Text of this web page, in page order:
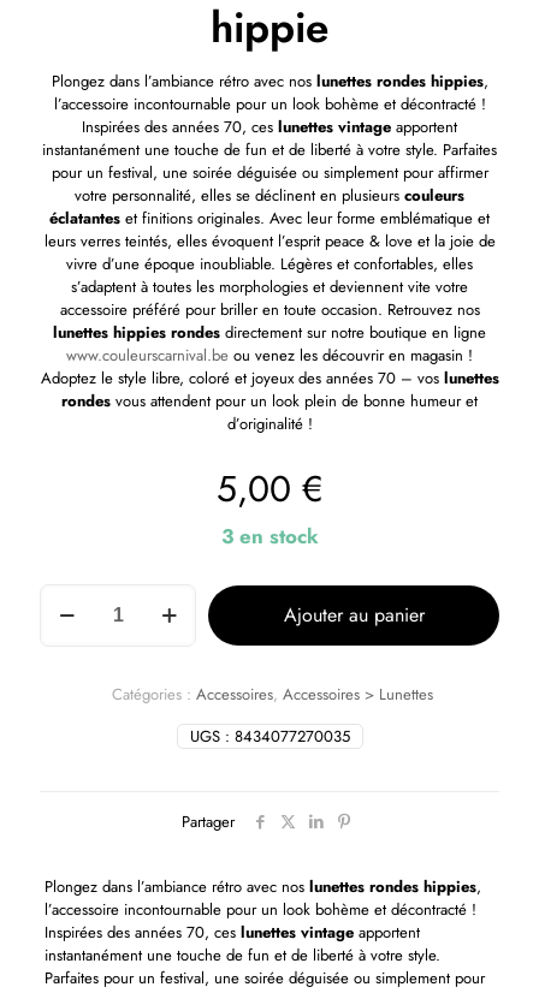
hippie
Plongez dans l’ambiance rétro avec nos lunettes rondes hippies,
l’accessoire incontournable pour un look bohème et décontracté !
Inspirées des années 70, ces lunettes vintage apportent
instantanément une touche de fun et de liberté à votre style. Parfaites
pour un festival, une soirée déguisée ou simplement pour affirmer
votre personnalité, elles se déclinent en plusieurs couleurs
éclatantes et finitions originales. Avec leur forme emblématique et
leurs verres teintés, elles évoquent l’esprit peace & love et la joie de
vivre d’une époque inoubliable. Légères et confortables, elles
s’adaptent à toutes les morphologies et deviennent vite votre
accessoire préféré pour briller en toute occasion. Retrouvez nos
lunettes hippies rondes directement sur notre boutique en ligne
www.couleurscarnival.be ou venez les découvrir en magasin !
Adoptez le style libre, coloré et joyeux des années 70 – vos lunettes
rondes vous attendent pour un look plein de bonne humeur et
d’originalité !
5,00 €
3 en stock
Ajouter au panier
UGS : 8434077270035
Catégories : Accessoires, Accessoires > Lunettes
Partager
Plongez dans l’ambiance rétro avec nos lunettes rondes hippies,
l’accessoire incontournable pour un look bohème et décontracté !
Inspirées des années 70, ces lunettes vintageapportent
instantanément une touche de fun et de liberté à votre style.
Parfaites pour un festival, une soirée déguisée ou simplement pour